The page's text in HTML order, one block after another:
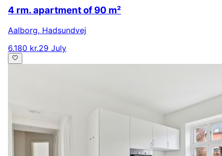
4 rm. apartment of 90 m²
Aalborg, Hadsundvej
6.180 kr.29 July